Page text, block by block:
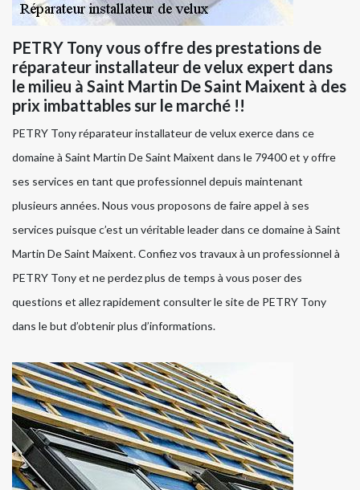
PETRY Tony vous offre des prestations de
réparateur installateur de velux expert dans
le milieu à Saint Martin De Saint Maixent à des
prix imbattables sur le marché !!
PETRY Tony réparateur installateur de velux exerce dans ce
domaine à Saint Martin De Saint Maixent dans le 79400 et y offre
ses services en tant que professionnel depuis maintenant
plusieurs années. Nous vous proposons de faire appel à ses
services puisque c’est un véritable leader dans ce domaine à Saint
Martin De Saint Maixent. Confiez vos travaux à un professionnel à
PETRY Tony et ne perdez plus de temps à vous poser des
questions et allez rapidement consulter le site de PETRY Tony
dans le but d’obtenir plus d’informations.